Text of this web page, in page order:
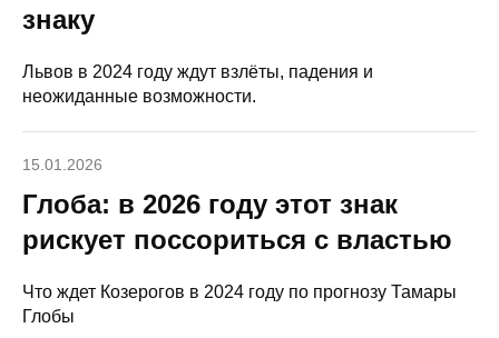
знаку
Львов в 2024 году ждут взлёты, падения и
неожиданные возможности.
15.01.2026
Глоба: в 2026 году этот знак
рискует поссориться с властью
Что ждет Козерогов в 2024 году по прогнозу Тамары
Глобы